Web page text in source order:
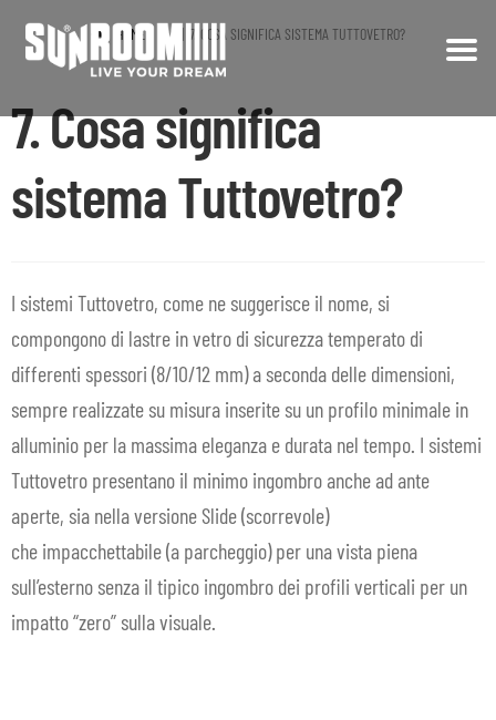
alla
navigazione
al
contenuto
CHI SIAMO
PRODOTTI
CONTRACT
SHOP
FAQ
IN EVIDENZA
CONTATTI
HOME FAQ 7. COSA SIGNIFICA SISTEMA TUTTOVETRO?
7. Cosa significa
sistema Tuttovetro?
I sistemi Tuttovetro, come ne suggerisce il nome, si
compongono di lastre in vetro di sicurezza temperato di
differenti spessori (8/10/12 mm) a seconda delle dimensioni,
sempre realizzate su misura inserite su un profilo minimale in
alluminio per la massima eleganza e durata nel tempo. I sistemi
Tuttovetro presentano il minimo ingombro anche ad ante
aperte, sia nella versione Slide (scorrevole)
che impacchettabile (a parcheggio) per una vista piena
sull’esterno senza il tipico ingombro dei profili verticali per un
impatto “zero” sulla visuale.